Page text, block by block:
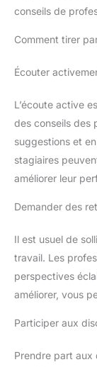
conseils de
Comment tirer
Écouter
L’écoute active
des conseils des
suggestions et
stagiaires
améliorer leur
Demander des
Il est usuel de
travail. Les
perspectives
améliorer, vous
Participer aux
Prendre part aux